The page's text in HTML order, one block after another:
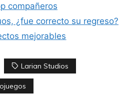
compañeros
¿fue correcto su regreso?
mejorables
Larian Studios